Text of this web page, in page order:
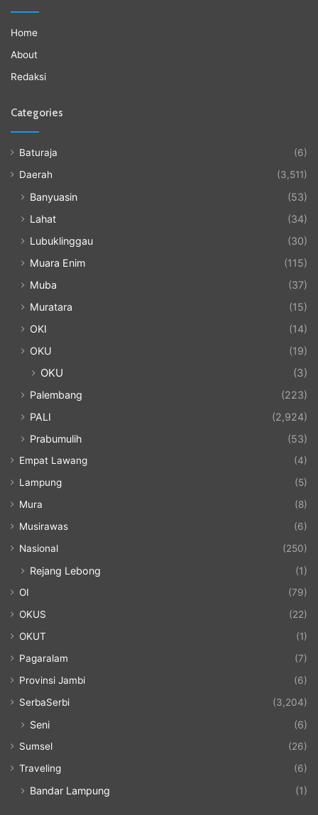
Home
About
Redaksi
Categories
Baturaja
(6)
Daerah
(3,511)
Banyuasin
(53)
Lahat
(34)
Lubuklinggau
(30)
Muara Enim
(115)
Muba
(37)
Muratara
(15)
OKI
(14)
OKU
(19)
OKU (3)
Palembang
(223)
PALI
(2,924)
Prabumulih
(53)
Empat Lawang
(4)
Lampung
(5)
Mura
(8)
Musirawas
(6)
Nasional
(250)
Rejang Lebong (1)
OI
(79)
OKUS
(22)
OKUT
(1)
Pagaralam
(7)
Provinsi Jambi
(6)
SerbaSerbi
(3,204)
Seni (6)
Sumsel
(26)
Traveling
(6)
Bandar Lampung (1)